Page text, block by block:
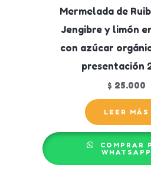
Mermelada de
Jengibre y limón
con azúcar
presentación
$ 25.000
LEER MÁS
COMPRAR
WHATSAPP